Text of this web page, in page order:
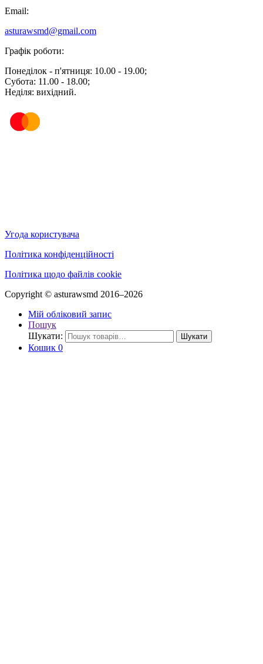
Email:
asturawsmd@gmail.com
Графік роботи:
Понеділок - п'ятниця: 10.00 - 19.00;
Субота: 11.00 - 18.00;
Неділя: вихідний.
Угода користувача
Політика конфіденційності
Політика щодо файлів cookie
Copyright © asturawsmd 2016–2026
Мій обліковий запис
Пошук
Шукати:
Шукати
Кошик 0